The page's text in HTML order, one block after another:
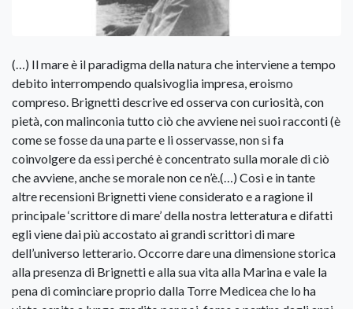
(…) Il mare è il paradigma della natura che interviene a tempo
debito interrompendo qualsivoglia impresa, eroismo
compreso. Brignetti descrive ed osserva con curiosità, con
pietà, con malinconia tutto ciò che avviene nei suoi racconti (è
come se fosse da una parte e li osservasse, non si fa
coinvolgere da essi perché è concentrato sulla morale di ciò
che avviene, anche se morale non ce n’è.(…) Così e in tante
altre recensioni Brignetti viene considerato e a ragione il
principale ‘scrittore di mare’ della nostra letteratura e difatti
egli viene dai più accostato ai grandi scrittori di mare
dell’universo letterario. Occorre dare una dimensione storica
alla presenza di Brignetti e alla sua vita alla Marina e vale la
pena di cominciare proprio dalla Torre Medicea che lo ha